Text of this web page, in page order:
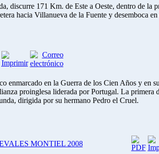
discurre 171 Km. de Este a Oeste, dentro de la
hacia Villanueva de la Fuente y desemboca
enmarcado en la Guerra de los Cien Años y en
proinglesa liderada por Portugal. La primera
dirigida por su hermano Pedro el Cruel.
MONTIEL 2008